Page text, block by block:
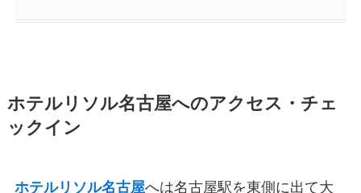
ホテルリソル名古屋へのアクセス・チェ
ックイン
ホテルリソル名古屋へは名古屋駅を東側に出て大